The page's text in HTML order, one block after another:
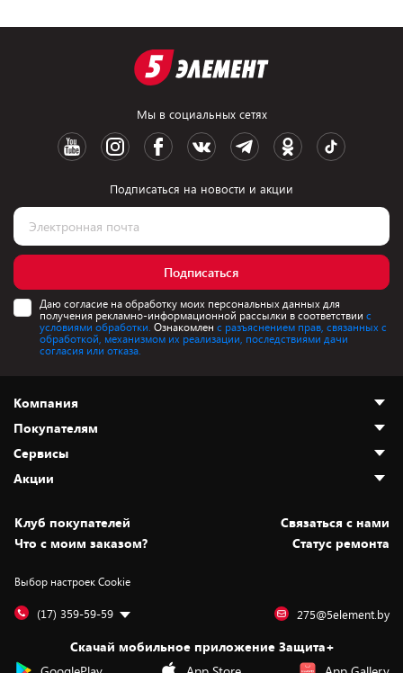
Мы в социальных сетях
Подписаться на новости и акции
Подписаться
Даю согласие на обработку моих персональных данных для
получения рекламно-информационной рассылки в соответствии с
условиями обработки. Ознакомлен с разъяснением прав, связанных с
обработкой, механизмом их реализации, последствиями дачи
согласия или отказа.
Компания
О нас
Адреса магазинов
Новости
Статьи и обзоры
Вакансии
Дай пять добру!
Покупателям
Как сделать заказ
Оплата и доставка
Безналичный расчёт
Обмен и возврат товара
Обработка персональных данных
Подарочные карты
Сервисы
Установка техники
Для игровых консолей
Для мобильных устройств
Для компьютеров
Сервисные центры
Акции
Скидки и промокоды
Белорусские товары
Бонусы
Оплата частями
Новинки
Клуб покупателей
Cвязаться с нами
Что с моим заказом?
Статус ремонта
Выбор настроек Cookie
(17) 359-59-59 275@5element.by
Скачай мобильное приложение Защита+